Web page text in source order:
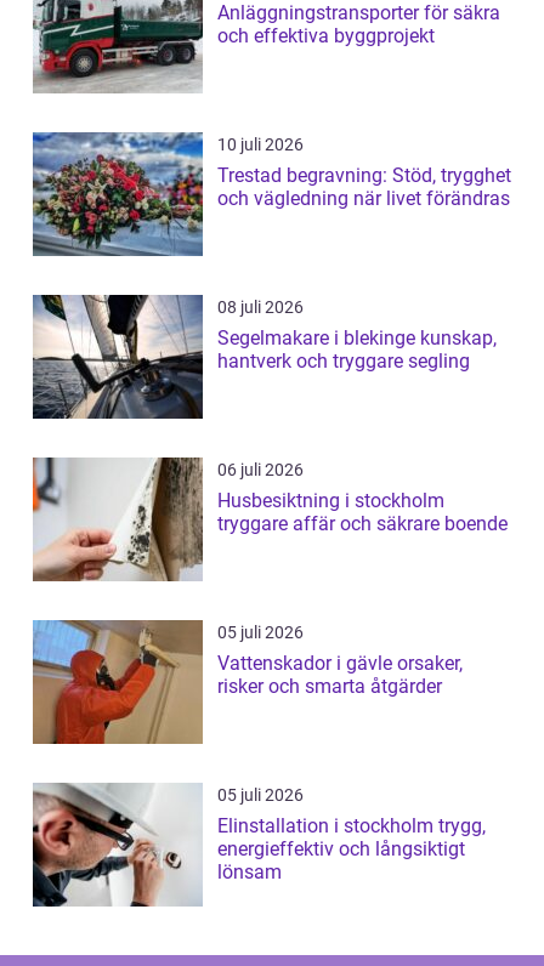
Anläggningstransporter för säkra
och effektiva byggprojekt
10 juli 2026
Trestad begravning: Stöd, trygghet
och vägledning när livet förändras
08 juli 2026
Segelmakare i blekinge kunskap,
hantverk och tryggare segling
06 juli 2026
Husbesiktning i stockholm
tryggare affär och säkrare boende
05 juli 2026
Vattenskador i gävle orsaker,
risker och smarta åtgärder
05 juli 2026
Elinstallation i stockholm trygg,
energieffektiv och långsiktigt
lönsam